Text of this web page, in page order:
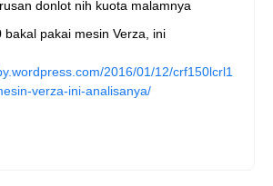
donlot nih kuota malamnya
bakal pakai mesin Verza, ini
2016/01/12/crf150lcrl1
verza-ini-analisanya/